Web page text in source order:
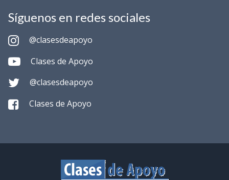
Síguenos en redes sociales
@clasesdeapoyo
Clases de Apoyo
@clasesdeapoyo
Clases de Apoyo